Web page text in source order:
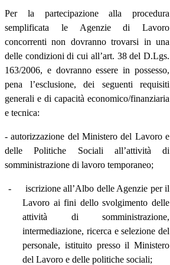
Per la partecipazione alla procedura
semplificata le Agenzie di Lavoro
concorrenti non dovranno trovarsi in una
delle condizioni di cui all’art. 38 del D.Lgs.
163/2006, e dovranno essere in possesso,
pena l’esclusione, dei seguenti requisiti
generali e di capacità economico/finanziaria
e tecnica:
- autorizzazione del Ministero del Lavoro e
delle Politiche Sociali all’attività di
somministrazione di lavoro temporaneo;
-
iscrizione all’Albo delle Agenzie per il
Lavoro ai fini dello svolgimento delle
attività di somministrazione,
intermediazione, ricerca e selezione del
personale, istituito presso il Ministero
del Lavoro e delle politiche sociali;